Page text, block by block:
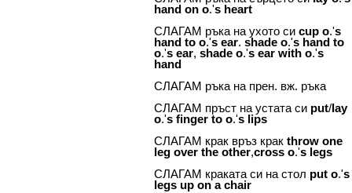
hand on o.'s heart
СЛАГАМ ръка на ухото сиcup o.'s
hand to o.'s ear.shade o.'s hand to
o.'s ear,shade o.'s ear with o.'s
hand
СЛАГАМ ръка на прен. вж. ръка
СЛАГАМ пръст на устата си put/ lay
o.'s finger to o.'s lips
СЛАГАМ крак връз кракthrow one
leg over the other,cross o.'s legs
СЛАГАМ краката си на стол put o.'s
legs up on a chair